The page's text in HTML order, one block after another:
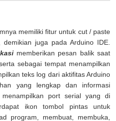
memiliki fitur untuk cut / paste
juga pada Arduino IDE.
memberikan pesan balik saat
sebagai tempat menampilkan
teks log dari aktifitas Arduino
yang lengkap dan informasi
port serial yang di
ikon tombol pintas untuk
program, membuat, membuka,